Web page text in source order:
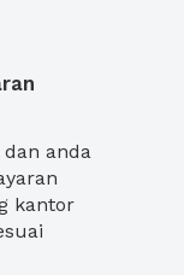
anda
kantor